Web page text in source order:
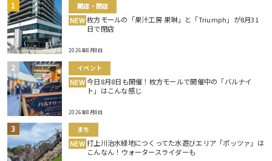
開店・閉店
NEW 枚方モールの「果汁工房 果琳」と「Triumph」が8月31
日で閉店
2026年8月8日
イベント
NEW 今日8月8日も開催！枚方モールで開催中の「バルナイ
ト」はこんな感じ
2026年8月8日
まち
NEW 打上川治水緑地につくってた水遊びエリア「ポッツァ」は
こんなん！ウォータースライダーも